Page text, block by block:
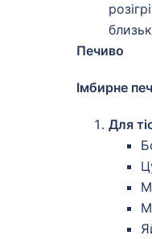
Печиво
Імбирне
Для